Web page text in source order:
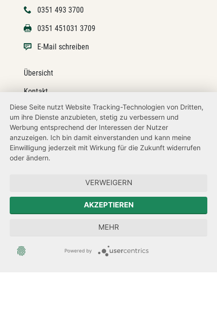
0351 493 3700
0351 451031 3709
E-Mail schreiben
Übersicht
Kontakt
Impressum
Datenschutz
Transparenzanspruch
Forum Mitteleuropa
Der Sächsische Integrationsbeauftragte
Diese Seite nutzt Website Tracking-Technologien von Dritten,
um ihre Dienste anzubieten, stetig zu verbessern und
Werbung entsprechend der Interessen der Nutzer
anzuzeigen. Ich bin damit einverstanden und kann meine
Einwilligung jederzeit mit Wirkung für die Zukunft widerrufen
oder ändern.
VERWEIGERN
AKZEPTIEREN
MEHR
Powered by